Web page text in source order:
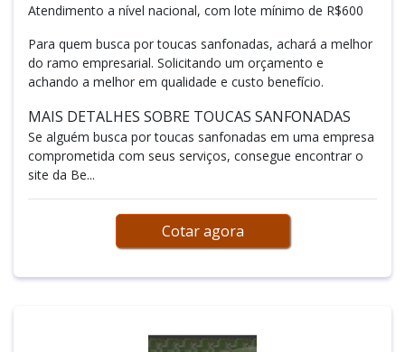
Atendimento a nível nacional, com lote mínimo de R$600
Para quem busca por toucas sanfonadas, achará a melhor
do ramo empresarial. Solicitando um orçamento e
achando a melhor em qualidade e custo benefício.
MAIS DETALHES SOBRE TOUCAS SANFONADAS
Se alguém busca por toucas sanfonadas em uma empresa
comprometida com seus serviços, consegue encontrar o
site da Be...
Cotar agora